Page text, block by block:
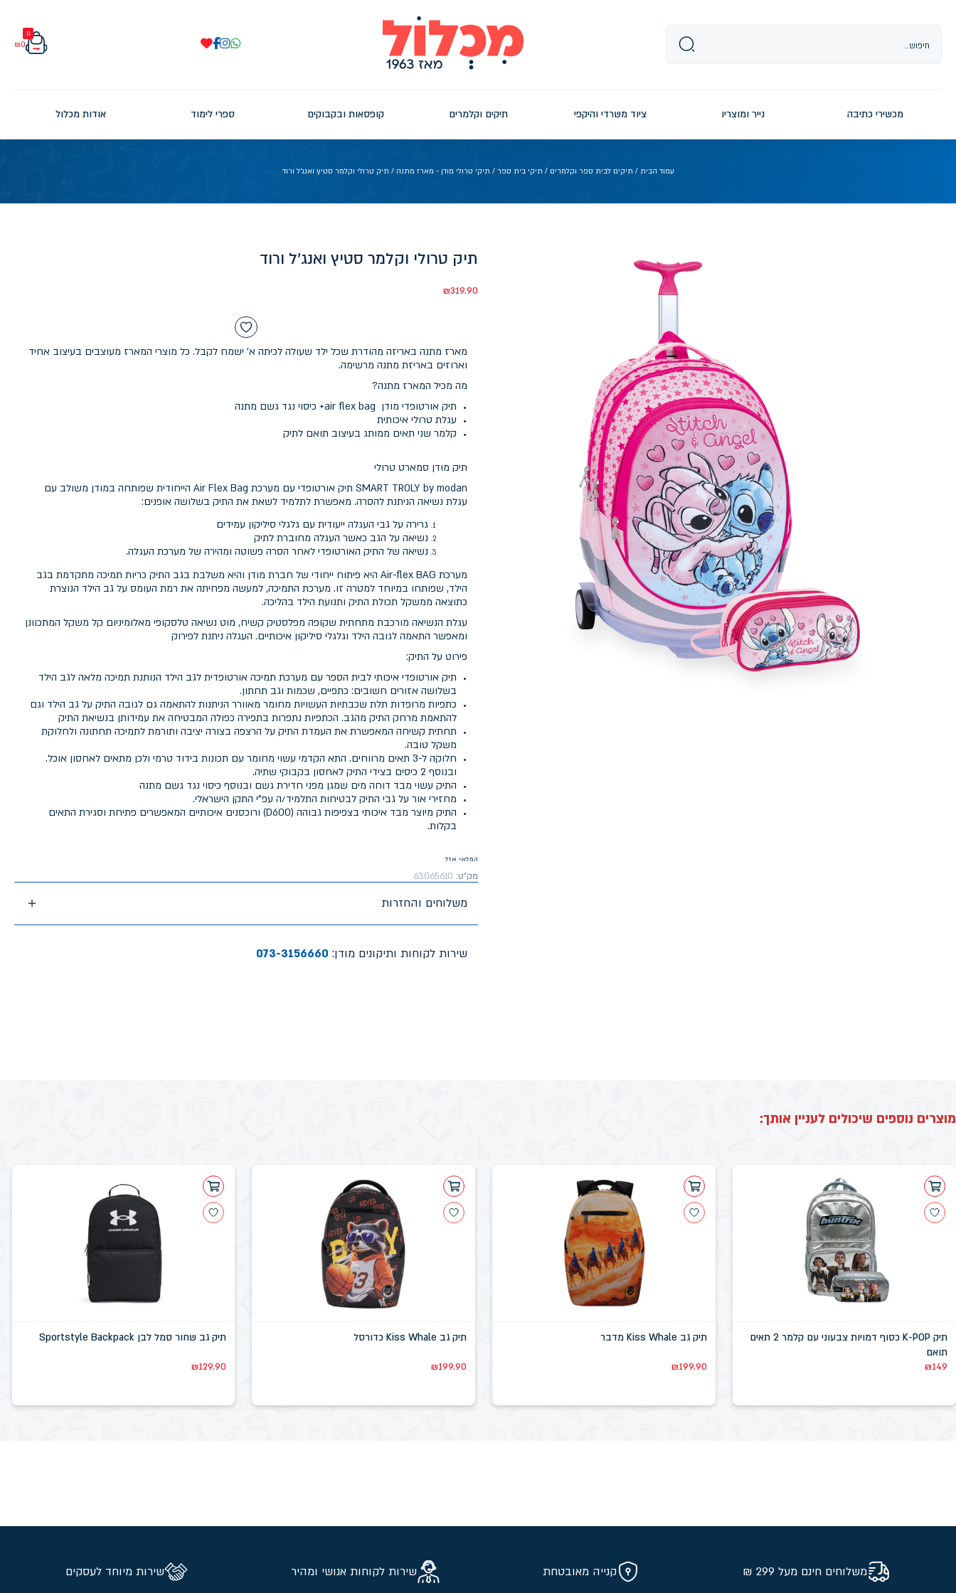
0
₪0
מכשירי כתיבה נייר ומוצריו ציוד משרדי והיקפי תיקים וקלמרים קופסאות ובקבוקים ספרי לימוד אודות מכלול
עמוד הבית / תיקים לבית ספר וקלמרים / תיקי בית ספר / תיקי טרולי מודן - מארז מתנה / תיק טרולי וקלמר סטיץ ואנג'ל ורוד
תיק טרולי וקלמר סטיץ ואנג'ל ורוד
₪319.90
מארז מתנה באריזה מהודרת שכל ילד שעולה לכיתה א' ישמח לקבל. כל מוצרי המארז מעוצבים בעיצוב אחיד
וארוזים באריזת מתנה מרשימה.
מה מכיל המארז מתנה?
תיק אורטופדי מודן air flex bag+ כיסוי נגד גשם מתנה
עגלת טרולי איכותית
קלמר שני תאים ממותג בעיצוב תואם לתיק
תיק מודן סמארט טרולי
SMART TROLY by modan תיק אורטופדי עם מערכת Air Flex Bag הייחודית שפותחה במודן משולב עם
עגלת נשיאה הניתנת להסרה. מאפשרת לתלמיד לשאת את התיק בשלושה אופנים:
גרירה על גבי העגלה ייעודית עם גלגלי סיליקון עמידים
נשיאה על הגב כאשר העגלה מחוברת לתיק
נשיאה של התיק האורטופדי לאחר הסרה פשוטה ומהירה של מערכת העגלה.
מערכת Air-flex BAG היא פיתוח ייחודי של חברת מודן והיא משלבת בגב התיק כריות תמיכה מתקדמת בגב
הילד, שפותחו במיוחד למטרה זו. מערכת התמיכה, למעשה מפחיתה את רמת העומס על גב הילד הנוצרת
כתוצאה ממשקל תכולת התיק ותנועת הילד בהליכה.
עגלת הנשיאה מורכבת מתחתית שקופה מפלסטיק קשיח, מוט נשיאה טלסקופי מאלומיניום קל משקל המתכוונן
ומאפשר התאמה לגובה הילד וגלגלי סיליקון איכותיים. העגלה ניתנת לפירוק
פירוט על התיק:
תיק אורטופדי איכותי לבית הספר עם מערכת תמיכה אורטופדית לגב הילד הנותנת תמיכה מלאה לגב הילד
בשלושה אזורים חשובים: כתפיים, שכמות וגב תחתון.
כתפיות מרופדות תלת שכבתיות העשויות מחומר מאוורר הניתנות להתאמה גם לגובה התיק על גב הילד וגם
להתאמת מרחק התיק מהגב. הכתפיות נתפרות בתפירה כפולה המבטיחה את עמידותן בנשיאת התיק
תחתית קשיחה המאפשרת את העמדת התיק על הרצפה בצורה יציבה ותורמת לתמיכה תחתונה ולחלוקת
משקל טובה.
חלוקה ל-3 תאים מרווחים. התא הקדמי עשוי מחומר עם תכונות בידוד טרמי ולכן מתאים לאחסון אוכל.
ובנוסף 2 כיסים בצידי התיק לאחסון בקבוקי שתיה.
התיק עשוי מבד דוחה מים שמגן מפני חדירת גשם ובנוסף כיסוי נגד גשם מתנה
מחזירי אור על גבי התיק לבטיחות התלמיד/ה עפ"י התקן הישראלי.
התיק מיוצר מבד איכותי בצפיפות גבוהה (D600) ורוכסנים איכותיים המאפשרים פתיחת וסגירת התאים
בקלות.
המלאי אזל
מק"ט: 63065610
משלוחים והחזרות
שירות לקוחות ותיקונים מודן: 073-3156660
מוצרים נוספים שיכולים לעניין אותך:
תיק K-POP כסוף דמויות צבעוני עם קלמר 2 תאים
תואם
₪149
תיק גב Kiss Whale מדבר
₪199.90
תיק גב Kiss Whale כדורסל
₪199.90
תיק גב שחור סמל לבן Sportstyle Backpack
₪129.90
משלוחים חינם מעל 299 ₪ קנייה מאובטחת שירות לקוחות אנושי ומהיר שירות מיוחד לעסקים